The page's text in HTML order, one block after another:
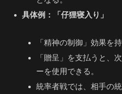
具体例：「仔狸寝入り」
「精神の制御」効果を
「贈呈」を支払うと、
ーを使用できる。
統率者戦では、相手の